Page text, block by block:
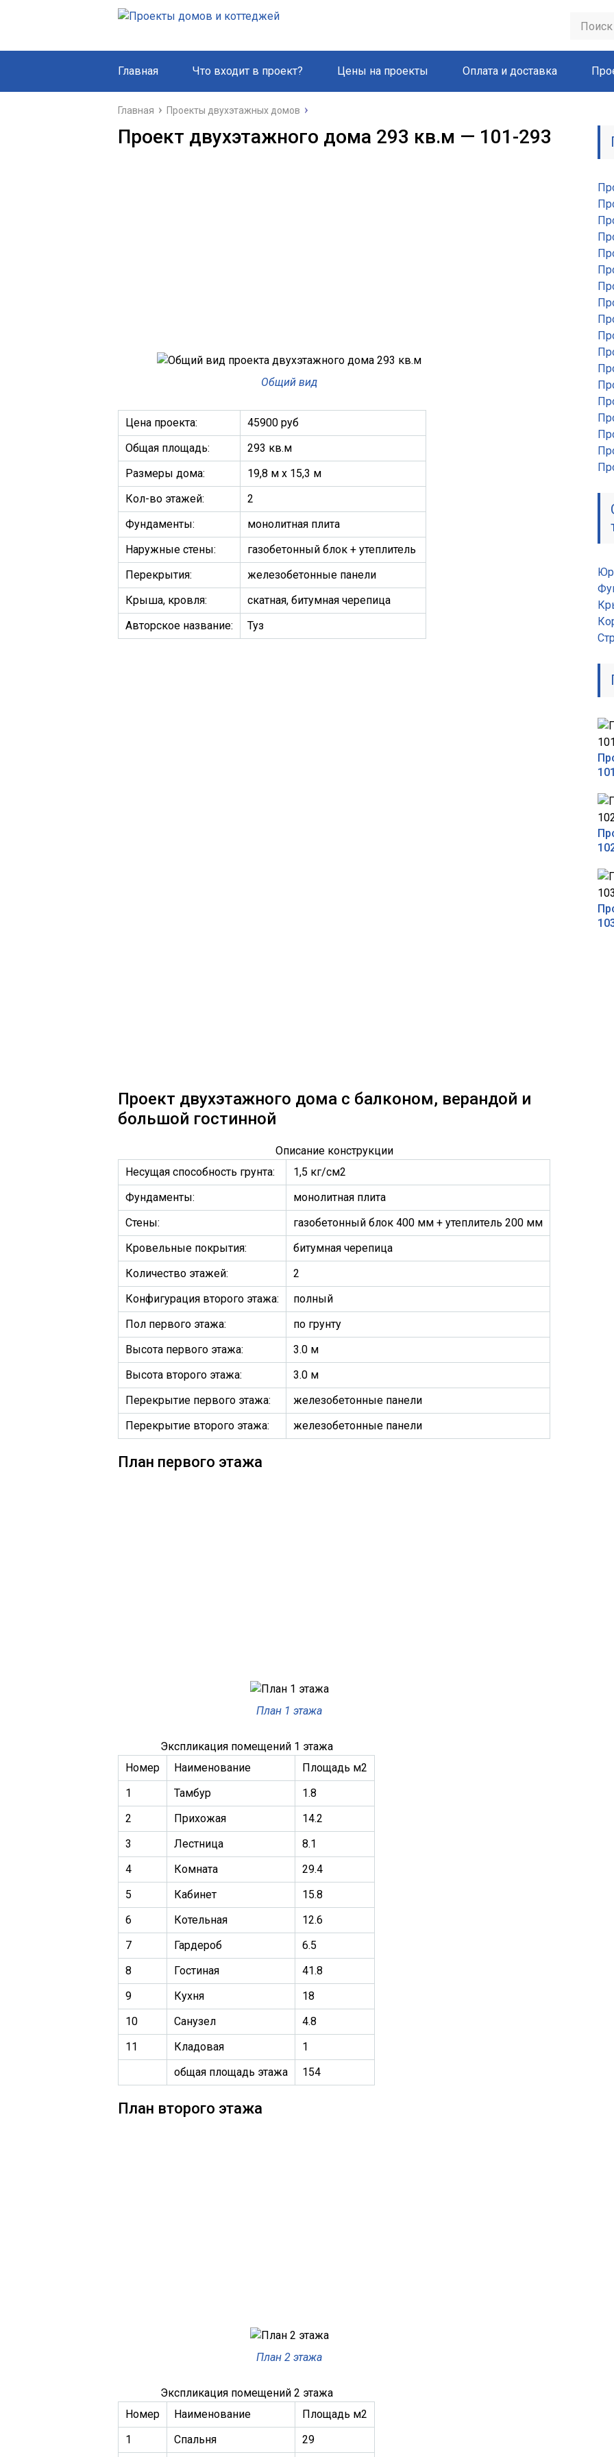
Главная Что входит в проект? Цены на проекты Оплата и доставка
Главная Проекты двухэтажных домов
Проект двухэтажного дома 293 кв.м — 101-293
Общий вид
Цена проекта:
45900 руб
Общая площадь:
293 кв.м
Размеры дома:
19,8 м х 15,3 м
Кол-во этажей:
2
Фундаменты:
монолитная плита
Наружные стены:
газобетонный блок + утеплитель
Перекрытия:
железобетонные панели
Крыша, кровля:
скатная, битумная черепица
Авторское название:
Туз
Проект двухэтажного дома с балконом, верандой и
большой гостинной
Описание конструкции
Несущая способность грунта:
1,5 кг/см2
Фундаменты:
монолитная плита
Стены:
газобетонный блок 400 мм + утеплитель 200 мм
Кровельные покрытия:
битумная черепица
Количество этажей:
2
Конфигурация второго этажа:
полный
Пол первого этажа:
по грунту
Высота первого этажа:
3.0 м
Высота второго этажа:
3.0 м
Перекрытие первого этажа:
железобетонные панели
Перекрытие второго этажа:
железобетонные панели
План первого этажа
План 1 этажа
Экспликация помещений 1 этажа
Номер
Наименование
Площадь м2
1
Тамбур
1.8
2
Прихожая
14.2
3
Лестница
8.1
4
Комната
29.4
5
Кабинет
15.8
6
Котельная
12.6
7
Гардероб
6.5
8
Гостиная
41.8
9
Кухня
18
10
Санузел
4.8
11
Кладовая
1
общая площадь этажа
154
План второго этажа
План 2 этажа
Экспликация помещений 2 этажа
Номер
Наименование
Площадь м2
1
Спальня 29